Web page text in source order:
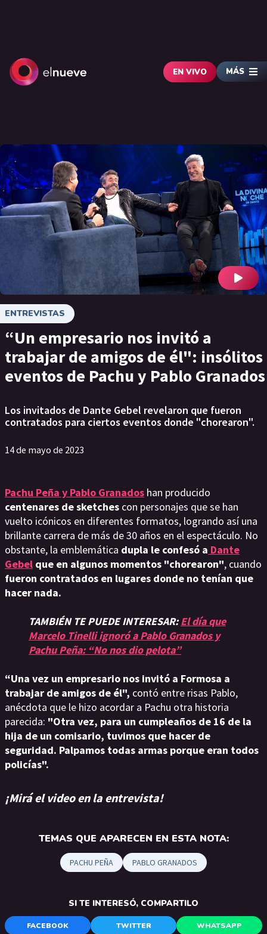
EN VIVO MÁS
ENTREVISTAS
“Un empresario nos invitó a
trabajar de amigos de él": insólitos
eventos de Pachu y Pablo Granados
Los invitados de Dante Gebel revelaron que fueron
contratados para ciertos eventos donde "chorearon".
14 de mayo de 2023
Pachu Peña y Pablo Granados han producido
centenares de sketches con personajes que se han
vuelto icónicos en diferentes formatos, logrando así una
brillante carrera de más de 30 años en el espectáculo. No
obstante, la emblemática dupla le confesó a Dante
Gebel que en algunos momentos "chorearon", cuando
fueron contratados en lugares donde no tenían que
hacer nada.
TAMBIÉN TE PUEDE INTERESAR:El día que
Marcelo Tinelli ignoró a Pablo Granados y
Pachu Peña: “No nos dio pelota”
“Una vez un empresario nos invitó a Formosa a
trabajar de amigos de él", contó entre risas Pablo,
anécdota que le hizo acordar a Pachu otra historia
parecida: "Otra vez, para un cumpleaños de 16 de la
hija de un comisario, tuvimos que hacer de
seguridad. Palpamos todas armas porque eran todos
policías".
¡Mirá el video en la entrevista!
TEMAS QUE APARECEN EN ESTA NOTA:
PACHU PEÑA PABLO GRANADOS
SI TE INTERESÓ, COMPARTILO
FACEBOOK TWITTER WHATSAPP